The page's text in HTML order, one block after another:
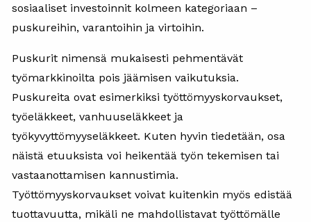
sosiaaliset investoinnit kolmeen kategoriaan –
puskureihin, varantoihin ja virtoihin.
Puskurit nimensä mukaisesti pehmentävät
työmarkkinoilta pois jäämisen vaikutuksia.
Puskureita ovat esimerkiksi työttömyyskorvaukset,
työeläkkeet, vanhuuseläkkeet ja
työkyvyttömyyseläkkeet. Kuten hyvin tiedetään, osa
näistä etuuksista voi heikentää työn tekemisen tai
vastaanottamisen kannustimia.
Työttömyyskorvaukset voivat kuitenkin myös edistää
tuottavuutta, mikäli ne mahdollistavat työttömälle